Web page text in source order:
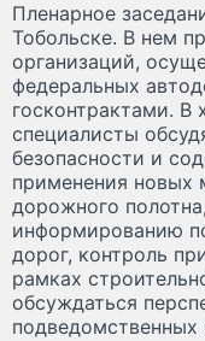
Пленарное
Тобольске. В нем
организаций,
федеральных
госконтрактами. В
специалисты
безопасности и
применения новых
дорожного
информированию
дорог, контроль
рамках
обсуждаться